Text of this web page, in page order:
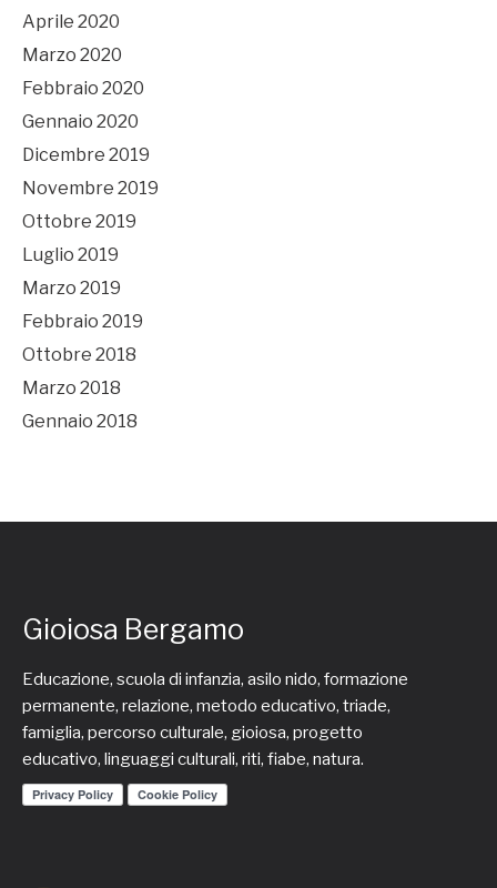
Aprile 2020
Marzo 2020
Febbraio 2020
Gennaio 2020
Dicembre 2019
Novembre 2019
Ottobre 2019
Luglio 2019
Marzo 2019
Febbraio 2019
Ottobre 2018
Marzo 2018
Gennaio 2018
Gioiosa Bergamo
Educazione, scuola di infanzia, asilo nido, formazione
permanente, relazione, metodo educativo, triade,
famiglia, percorso culturale, gioiosa, progetto
educativo, linguaggi culturali, riti, fiabe, natura.